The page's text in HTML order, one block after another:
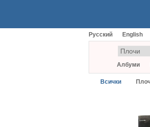
Русский English
Албуми
Всички